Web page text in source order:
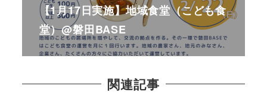
【1月17日実施】地域食堂（こども食
堂）@磐田BASE
関連記事